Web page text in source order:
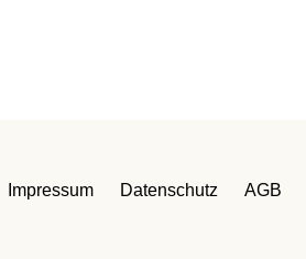
Impressum Datenschutz AGB